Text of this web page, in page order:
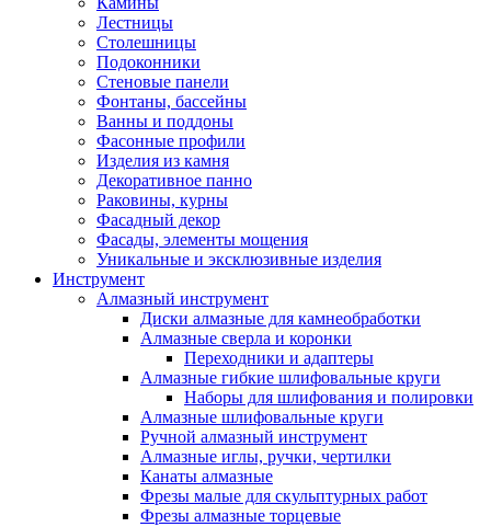
Лестницы
Столешницы
Подоконники
Стеновые панели
Фонтаны, бассейны
Ванны и поддоны
Фасонные профили
Изделия из камня
Декоративное панно
Раковины, курны
Фасадный декор
Фасады, элементы мощения
Уникальные и эксклюзивные изделия
Инструмент
Алмазный инструмент
Диски алмазные для камнеобработки
Алмазные сверла и коронки
Переходники и адаптеры
Алмазные гибкие шлифовальные круги
Наборы для шлифования и полировки
Алмазные шлифовальные круги
Ручной алмазный инструмент
Алмазные иглы, ручки, чертилки
Канаты алмазные
Фрезы малые для скульптурных работ
Фрезы алмазные торцевые